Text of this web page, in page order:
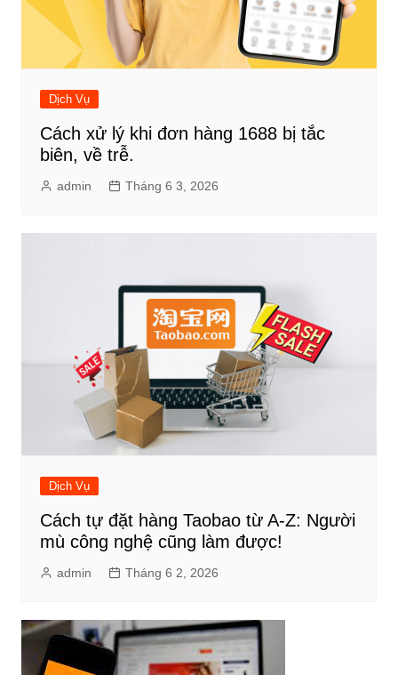
Dịch Vụ
Cách xử lý khi đơn hàng 1688 bị tắc
biên, về trễ.
admin Tháng 6 3, 2026
Dịch Vụ
Cách tự đặt hàng Taobao từ A-Z: Người
mù công nghệ cũng làm được!
admin Tháng 6 2, 2026